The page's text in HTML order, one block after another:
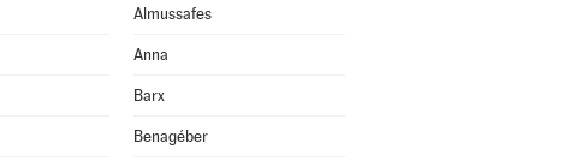
Almussafes
Anna
Barx
Benagéber